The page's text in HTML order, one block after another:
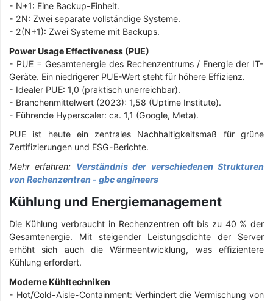
- N+1: Eine Backup-Einheit.
- 2N: Zwei separate vollständige Systeme.
- 2(N+1): Zwei Systeme mit Backups.
Power Usage Effectiveness (PUE)
- PUE = Gesamtenergie des Rechenzentrums / Energie der IT-
Geräte. Ein niedrigerer PUE-Wert steht für höhere Effizienz.
- Idealer PUE: 1,0 (praktisch unerreichbar).
- Branchenmittelwert (2023): 1,58 (Uptime Institute).
- Führende Hyperscaler: ca. 1,1 (Google, Meta).
PUE ist heute ein zentrales Nachhaltigkeitsmaß für grüne
Zertifizierungen und ESG-Berichte.
Mehr erfahren: Verständnis der verschiedenen Strukturen
von Rechenzentren - gbc engineers
Kühlung und Energiemanagement
Die Kühlung verbraucht in Rechenzentren oft bis zu 40 % der
Gesamtenergie. Mit steigender Leistungsdichte der Server
erhöht sich auch die Wärmeentwicklung, was effizientere
Kühlung erfordert.
Moderne Kühltechniken
- Hot/Cold-Aisle-Containment: Verhindert die Vermischung von